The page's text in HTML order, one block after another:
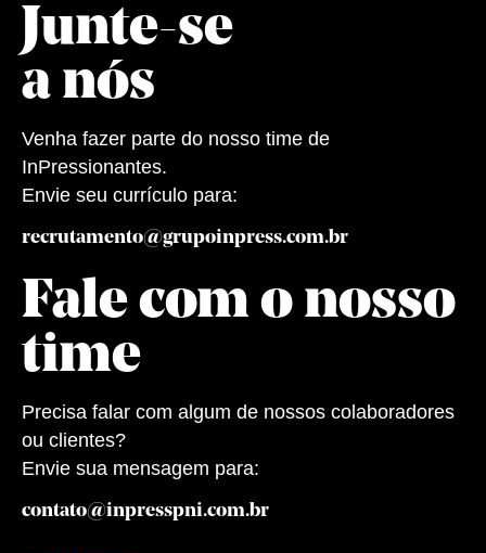
Junte-se
a nós
Venha fazer parte do nosso time de
InPressionantes.
Envie seu currículo para:
recrutamento@grupoinpress.com.br
Fale com o nosso
time
Precisa falar com algum de nossos colaboradores
ou clientes?
Envie sua mensagem para:
contato@inpresspni.com.br